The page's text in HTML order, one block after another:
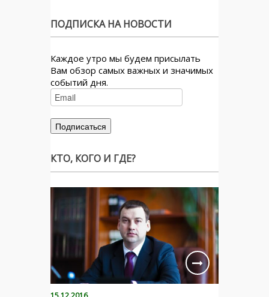
ПОДПИСКА НА НОВОСТИ
Каждое утро мы будем присылать
Вам обзор самых важных и значимых
событий дня.
КТО, КОГО И ГДЕ?